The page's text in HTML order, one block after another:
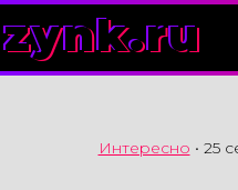
zynk.ru
Интересно • 25